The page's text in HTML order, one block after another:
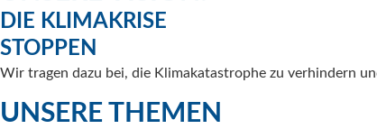
DIE KLIMAKRISE
STOPPEN
Wir tragen dazu bei, die Klimakatastrophe zu verhindern
UNSERE THEMEN